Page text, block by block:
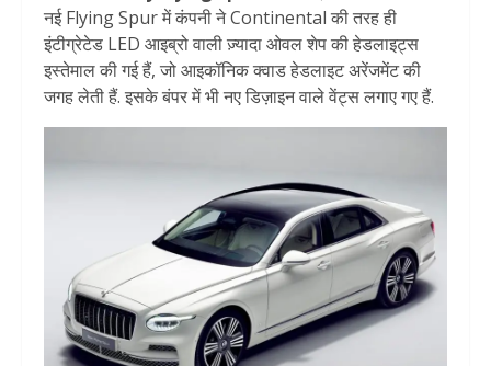
नई Flying Spur में कंपनी ने Continental की तरह ही
इंटीग्रेटेड LED आइब्रो वाली ज़्यादा ओवल शेप की हेडलाइट्स
इस्तेमाल की गई हैं, जो आइकॉनिक क्वाड हेडलाइट अरेंजमेंट की
जगह लेती हैं. इसके बंपर में भी नए डिज़ाइन वाले वेंट्स लगाए गए हैं.